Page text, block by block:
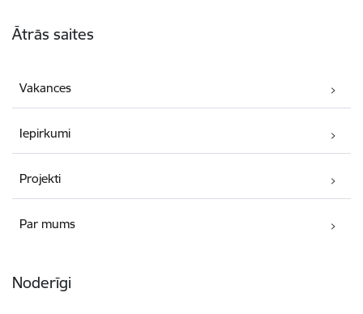
Ātrās saites
Vakances
Iepirkumi
Projekti
Par mums
Noderīgi